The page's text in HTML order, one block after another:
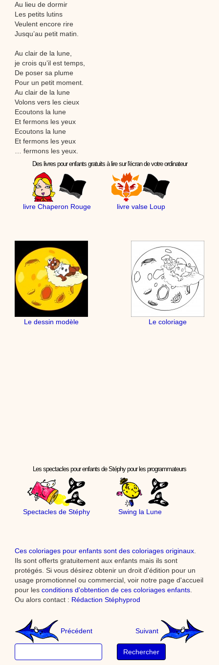
Au lieu de dormir
Les petits lutins
Veulent encore rire
Jusqu’au petit matin.
Au clair de la lune,
je crois qu’il est temps,
De poser sa plume
Pour un petit moment.
Au clair de la lune
Volons vers les cieux
Ecoutons la lune
Et fermons les yeux
Ecoutons la lune
Et fermons les yeux
… fermons les yeux.
Des livres pour enfants gratuits à lire sur l'écran de votre ordinateur
livre Chaperon Rouge livre valse Loup
Le dessin modèle Le coloriage
Les spectacles pour enfants de Stéphy pour les programmateurs
Spectacles de Stéphy Swing la Lune
Ces coloriages pour enfants sont des coloriages originaux
Ils sont offerts gratuitement aux enfants mais ils sont
protégés. Si vous désirez obtenir un droit d'édition pour un
usage promotionnel ou commercial, voir notre page d'accueil
pour les conditions d'obtention de ces coloriages enfants
Ou alors contact : Rédaction Stéphyprod
Précédent Suivant